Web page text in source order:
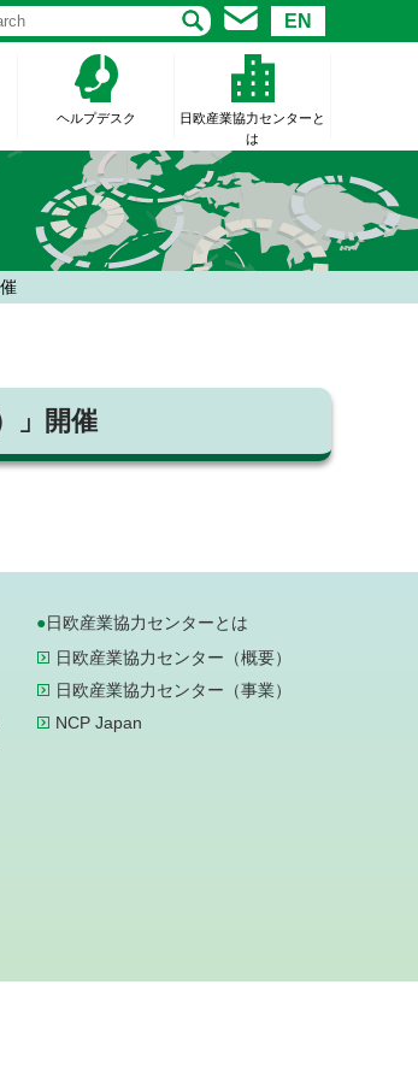
EN
ヘルプデスク
日欧産業協力センターと
は
」開催
日欧産業協力センターとは
日欧産業協力センター（概要）
日欧産業協力センター（事業）
NCP Japan